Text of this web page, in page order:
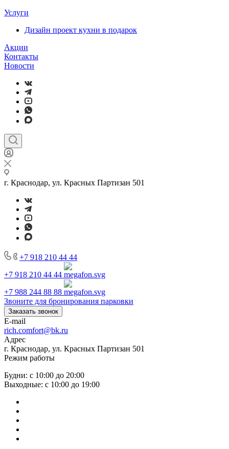
Услуги
Дизайн проект кухни в подарок
Акции
Контакты
Новости
г. Краснодар, ул. Красных Партизан 501
+7 918 210 44 44
+7 918 210 44 44
+7 988 244 88 88
Звоните для бронирования парковки
Заказать звонок
E-mail
rich.comfort@bk.ru
Адрес
г. Краснодар, ул. Красных Партизан 501
Режим работы
Будни: с 10:00 до 20:00
Выходные: с 10:00 до 19:00